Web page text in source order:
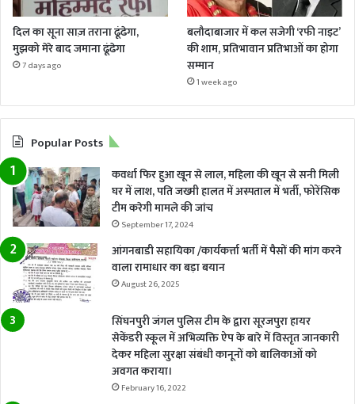
दिल का सूना साज़ तराना ढूंढेगा,
मुझको मेरे बाद जमाना ढूंढेगा
7 days ago
बलौदाबाजार में कल सजेगी ‘रफी नाइट’
की शाम, प्रतिभावान प्रतिभाओं का होगा
सम्मान
1 week ago
Popular Posts
कवर्धा फिर हुआ खून से लाल, महिला की खून से सनी मिली
घर में लाश, पति जख्मी हालत में अस्पताल में भर्ती, फोरेंसिक
टीम करेगी मामले की जांच
September 17, 2024
आंगनबाडी सहायिका /कार्यकर्त्ता भर्ती में पैसों की मांग करने
वाला रामाधार का बड़ा बयान
August 26, 2025
सिंघनपुरी जंगल पुलिस टीम के द्वारा सूरजपुरा हायर
सेकेंडरी स्कूल में अभिव्यक्ति ऐप के बारे में विस्तृत जानकारी
देकर महिला सुरक्षा संबंधी कानूनों को बालिकाओं को
अवगत कराया।
February 16, 2022